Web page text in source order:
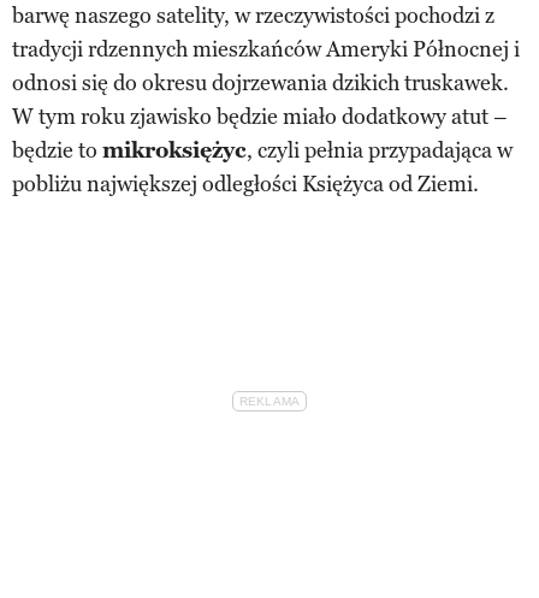
barwę naszego satelity, w rzeczywistości pochodzi z
tradycji rdzennych mieszkańców Ameryki Północnej i
odnosi się do okresu dojrzewania dzikich truskawek.
W tym roku zjawisko będzie miało dodatkowy atut –
będzie to mikroksiężyc, czyli pełnia przypadająca w
pobliżu największej odległości Księżyca od Ziemi.